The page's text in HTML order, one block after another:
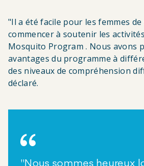
"Il a été facile pour les femmes
commencer à soutenir les
Mosquito Program . Nous avons
avantages du programme à
des niveaux de compréhension
déclaré.
"Nous sommes heureux